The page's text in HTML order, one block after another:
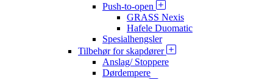
Push-to-open
GRASS Nexis
Hafele Duomatic
Spesialhengsler
Tilbehør for skapdører
Anslag/ Stoppere
Dørdempere